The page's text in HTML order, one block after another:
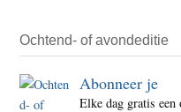
Ochtend- of avondeditie
Abonneer je
Elke dag gratis een